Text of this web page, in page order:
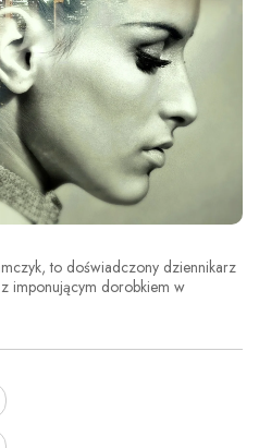
to doświadczony dziennikarz
imponującym dorobkiem w